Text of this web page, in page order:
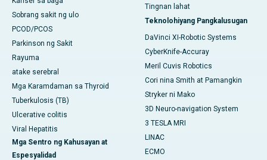
Sobrang sakit ng ulo
PCOD/PCOS
Parkinson ng Sakit
Rayuma
atake serebral
Mga Karamdaman sa Thyroid
Tuberkulosis (TB)
Ulcerative colitis
Viral Hepatitis
Mga Sentro ng Kahusayan at
Espesyalidad
Tingnan lahat
Teknolohiyang Pangkalusugan
DaVinci XI-Robotic Systems
CyberKnife-Accuray
Meril Cuvis Robotics
Cori nina Smith at Pamangkin
Stryker ni Mako
3D Neuro-navigation System
3 TESLA MRI
LINAC
ECMO